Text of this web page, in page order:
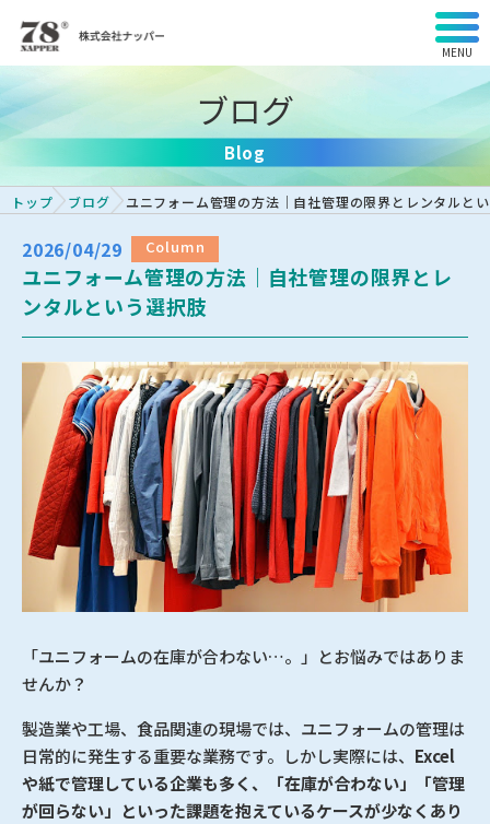
MENU
ブログ
Blog
トップ ブログ ユニフォーム管理の方法｜自社管理の限界とレンタルと
2026/04/29 Column
ユニフォーム管理の方法｜自社管理の限界とレ
ンタルという選択肢
「ユニフォームの在庫が合わない…。」とお悩みではありま
せんか？
製造業や工場、食品関連の現場では、ユニフォームの管理は
日常的に発生する重要な業務です。しかし実際には、 Excel
や紙で管理している企業も多く、「在庫が合わない」「管理
が回らない」といった課題を抱えているケースが少なくあり